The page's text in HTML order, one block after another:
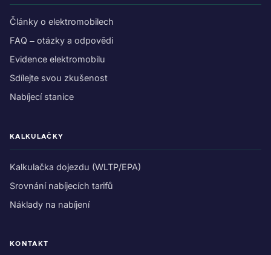
Články o elektromobilech
FAQ – otázky a odpovědi
Evidence elektromobilu
Sdílejte svou zkušenost
Nabíjecí stanice
KALKULAČKY
Kalkulačka dojezdu (WLTP/EPA)
Srovnání nabíjecích tarifů
Náklady na nabíjení
KONTAKT